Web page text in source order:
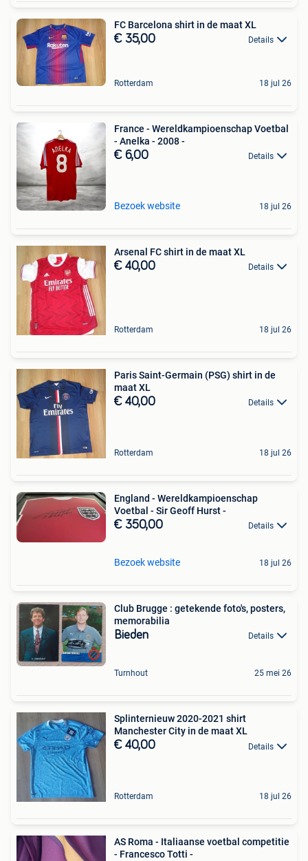
FC Barcelona shirt in de maat XL
€ 35,00 Details
Rotterdam 18 jul 26
France - Wereldkampioenschap Voetbal
- Anelka - 2008 -
€ 6,00 Details
Bezoek website 18 jul 26
Arsenal FC shirt in de maat XL
€ 40,00 Details
Rotterdam 18 jul 26
Paris Saint-Germain (PSG) shirt in de
maat XL
€ 40,00 Details
Rotterdam 18 jul 26
England - Wereldkampioenschap
Voetbal - Sir Geoff Hurst -
€ 350,00 Details
Bezoek website 18 jul 26
Club Brugge : getekende foto's, posters,
memorabilia
Bieden Details
Turnhout 25 mei 26
Splinternieuw 2020-2021 shirt
Manchester City in de maat XL
€ 40,00 Details
Rotterdam 18 jul 26
AS Roma - Italiaanse voetbal competitie
- Francesco Totti -